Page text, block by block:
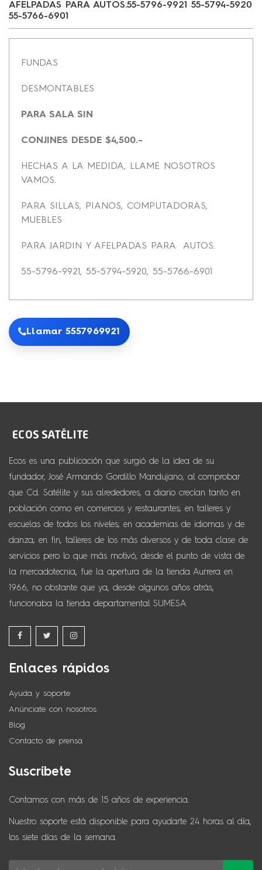
AFELPADAS PARA AUTOS.55-5796-9921 55-5794-5920
55-5766-6901
FUNDAS
DESMONTABLES
PARA SALA SIN
CONJINES DESDE $4,500.-
HECHAS A LA MEDIDA, LLAME NOSOTROS
VAMOS.
PARA SILLAS, PIANOS, COMPUTADORAS,
MUEBLES
PARA JARDIN Y AFELPADAS PARA AUTOS.
55-5796-9921, 55-5794-5920, 55-5766-6901
Llamar 5557969921
Ecos es una publicación que surgió de la idea de su
fundador, José Armando Gordillo Mandujano, al comprobar
que Cd. Satélite y sus alrededores, a diario crecían tanto en
población como en comercios y restaurantes; en talleres y
escuelas de todos los niveles; en academias de idiomas y de
danza; en fin, talleres de los más diversos y de toda clase de
servicios pero lo que más motivó, desde el punto de vista de
la mercadotecnia, fue la apertura de la tienda Aurrera en
1966, no obstante que ya, desde algunos años atrás,
funcionaba la tienda departamental SUMESA.
Enlaces rápidos
Ayuda y soporte
Anúnciate con nosotros
Blog
Contacto de prensa
Suscríbete
Contamos con más de 15 años de experiencia.
Nuestro soporte está disponible para ayudarte 24 horas al día,
los siete días de la semana.